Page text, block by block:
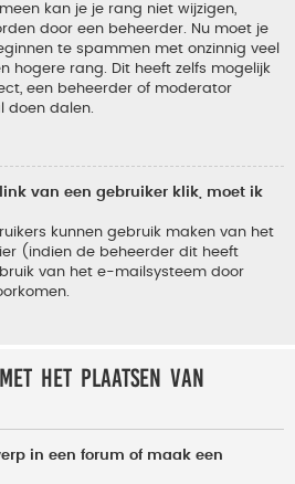
kan je je rang niet wijzigen,
door een beheerder. Nu moet je
te spammen met onzinnig veel
hogere rang. Dit heeft zelfs mogelijk
een beheerder of moderator
doen dalen.
van een gebruiker klik, moet ik
kunnen gebruik maken van het
(indien de beheerder dit heeft
van het e-mailsysteem door
het plaatsen van
in een forum of maak een